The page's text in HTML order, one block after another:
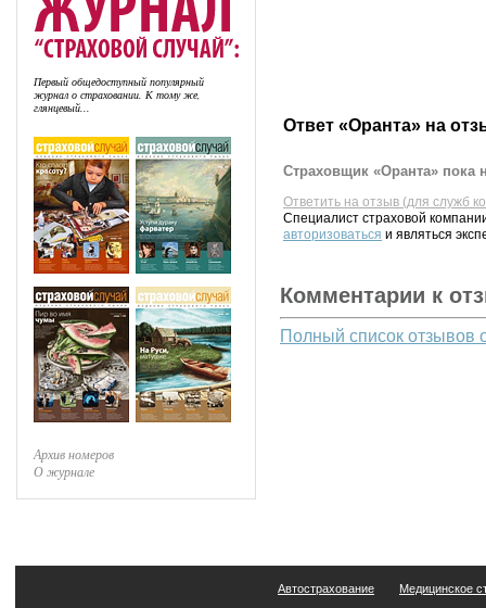
Первый общедоступный популярный
журнал о страховании. К тому же,
глянцевый...
Архив номеров
О журнале
Ответ «Оранта» на
Страховщик «Оранта» пока
Ответить на отзыв (для служб
Специалист страховой
авторизоваться и являться
Комментарии к
Полный список отзывов
Автострахование Медицинское